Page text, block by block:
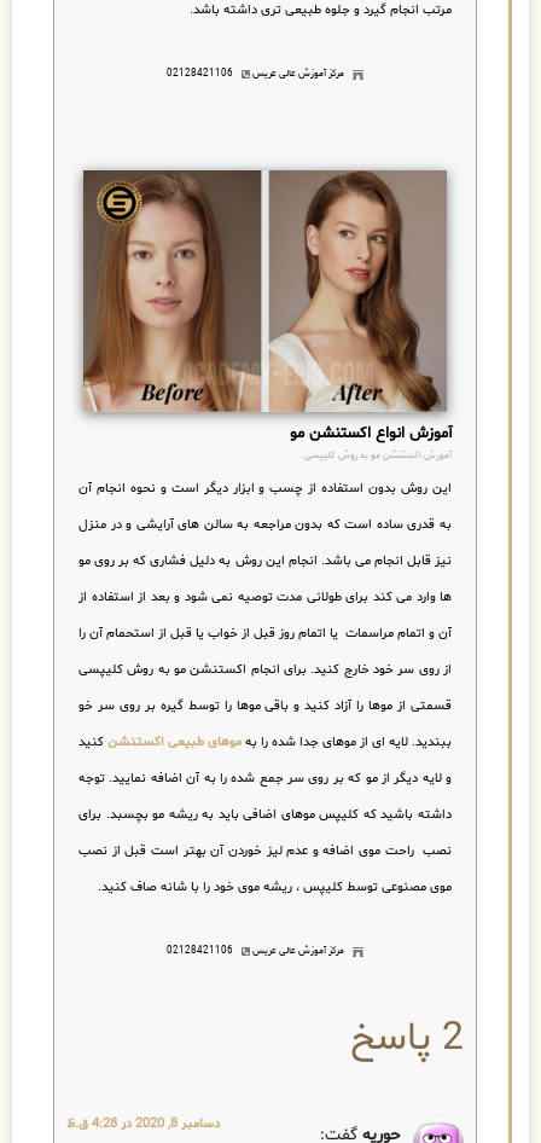
مرتب انجام گیرد و جلوه طبیعی تری داشته باشد.
مرکز آموزش عالی عریس 02128421106
آموزش انواع اکستنشن مو
آموزش اکستنشن مو به روش کلیپسی
این روش بدون استفاده از چسب و ابزار دیگر است و نحوه انجام آن
به قدری ساده است که بدون مراجعه به سالن های آرایشی و در منزل
نیز قابل انجام می باشد. انجام این روش به دلیل فشاری که بر روی مو
ها وارد می کند برای طولانی مدت توصیه نمی شود و بعد از استفاده از
آن و اتمام مراسمات یا اتمام روز قبل از خواب یا قبل از استحمام آن را
از روی سر خود خارج کنید. برای انجام اکستنشن مو به روش کلیپسی
قسمتی از موها را آزاد کنید و باقی موها را توسط گیره بر روی سر خو
ببندید. لایه ای از موهای جدا شده را به موهای طبیعی اکستنشن کنید
و لایه دیگر از مو که بر روی سر جمع شده را به آن اضافه نمایید. توجه
داشته باشید که کلیپس موهای اضافی باید به ریشه مو بچسبد. برای
نصب راحت موی اضافه و عدم لیز خوردن آن بهتر است قبل از نصب
موی مصنوعی توسط کلیپس ، ریشه موی خود را با شانه صاف کنید.
مرکز آموزش عالی عریس 02128421106
2 پاسخ
حوریه گفت: دسامبر 8, 2020 در 4:28 ق.ظ